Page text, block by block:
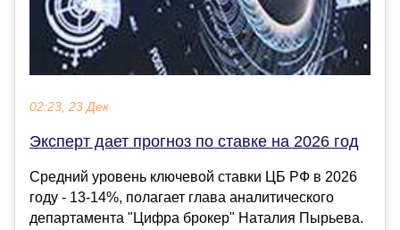
02:23, 23 Дек
Эксперт дает прогноз по ставке на 2026 год
Средний уровень ключевой ставки ЦБ РФ в 2026
году - 13-14%, полагает глава аналитического
департамента "Цифра брокер" Наталия Пырьева.